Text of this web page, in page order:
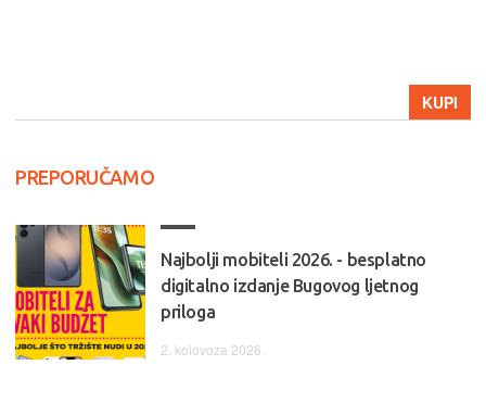
KUPI
PREPORUČAMO
Najbolji mobiteli 2026. - besplatno
digitalno izdanje Bugovog ljetnog
priloga
2. kolovoza 2026.